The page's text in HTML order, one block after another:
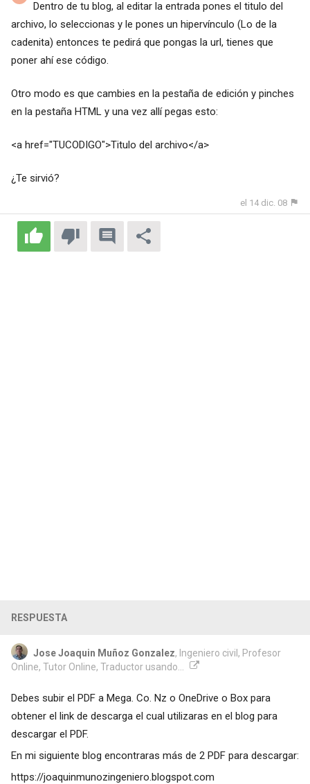
Dentro de tu blog, al editar la entrada pones el titulo del
archivo, lo seleccionas y le pones un hipervínculo (Lo de la
cadenita) entonces te pedirá que pongas la url, tienes que
poner ahí ese código.
Otro modo es que cambies en la pestaña de edición y pinches
en la pestaña HTML y una vez allí pegas esto:
<a href="TUCODIGO">Titulo del archivo</a>
¿Te sirvió?
el 14 dic. 08
RESPUESTA
Jose Joaquin Muñoz Gonzalez, Ingeniero civil, Profesor
Online, Tutor Online, Traductor usando...
Debes subir el PDF a Mega. Co. Nz o OneDrive o Box para
obtener el link de descarga el cual utilizaras en el blog para
descargar el PDF.
En mi siguiente blog encontraras más de 2 PDF para descargar:
https://joaquinmunozingeniero.blogspot.com